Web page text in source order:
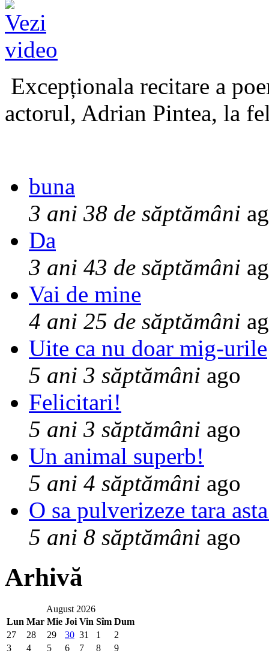
Excepționala recitare a
actorul, Adrian Pintea, la
buna
3 ani 38 de săptămâni
Da
3 ani 43 de săptămâni
Vai de mine
4 ani 25 de săptămâni
Uite ca nu doar mig-urile
5 ani 3 săptămâni ago
Felicitari!
5 ani 3 săptămâni ago
Un animal superb!
5 ani 4 săptămâni ago
O sa pulverizeze tara
5 ani 8 săptămâni ago
Arhivă
August 2026
Lun Mar Mie Joi Vin Sîm Dum
27
28 29 30 31 1
2
3
4 5 6 7 8
9